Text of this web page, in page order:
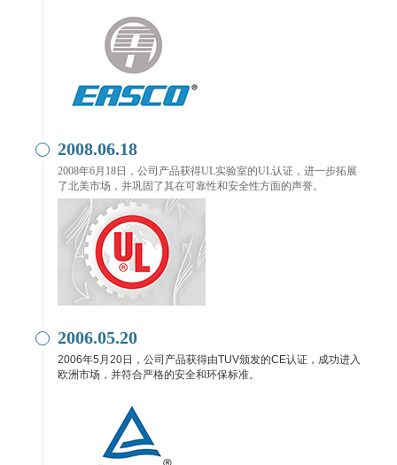
2008.06.18
2008年6月18日，公司产品获得UL实验室的UL认证，进一步拓展
了北美市场，并巩固了其在可靠性和安全性方面的声誉。
2006.05.20
2006年5月20日，公司产品获得由TUV颁发的CE认证，成功进入
欧洲市场，并符合严格的安全和环保标准。